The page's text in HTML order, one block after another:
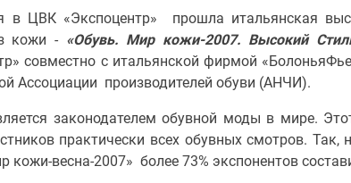
в ЦВК «Экспоцентр» прошла итальянская
кожи - «Обувь. Мир кожи-2007. Высокий
совместно с итальянской фирмой
Ассоциации производителей обуви (АНЧИ).
законодателем обувной моды в мире.
практически всех обувных смотров.
кожи-весна-2007» более 73% экспонентов